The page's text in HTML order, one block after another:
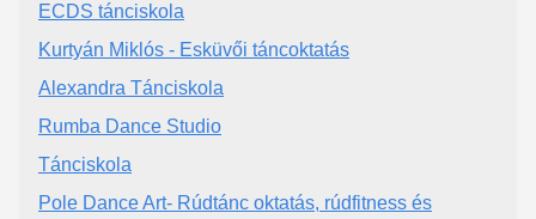
ECDS tánciskola
Kurtyán Miklós - Esküvői táncoktatás
Alexandra Tánciskola
Rumba Dance Studio
Tánciskola
Pole Dance Art- Rúdtánc oktatás, rúdfitness és